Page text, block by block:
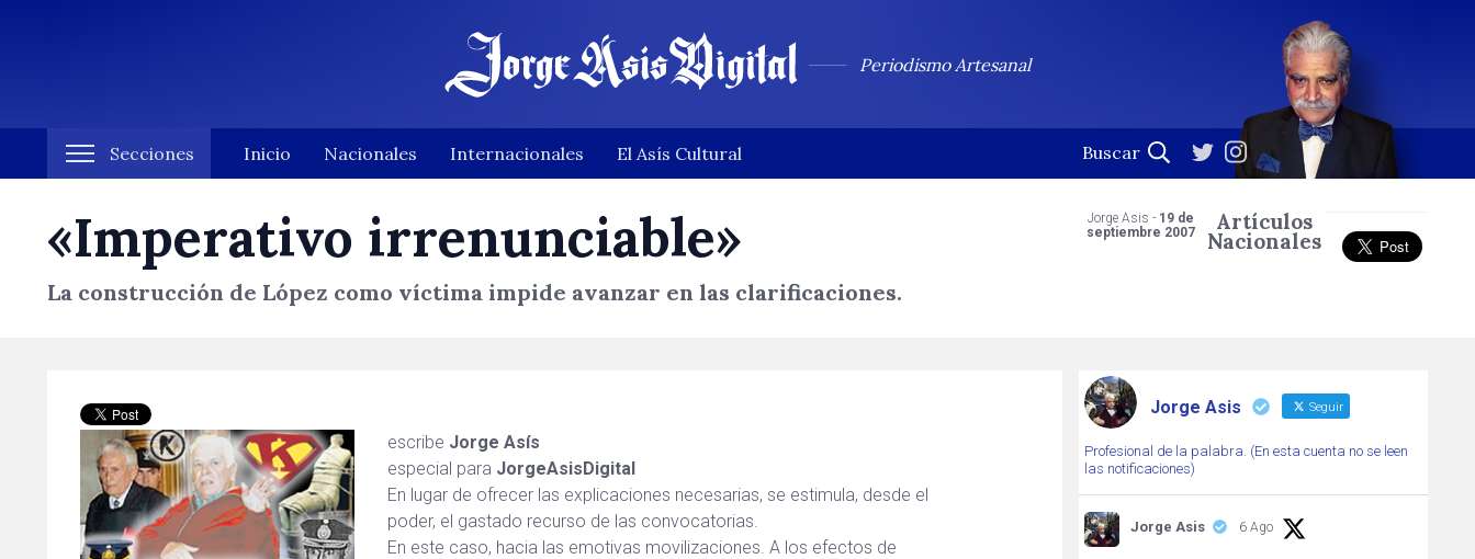
Periodismo Artesanal
Secciones Inicio Nacionales Internacionales El Asís Cultural
«Imperativo irrenunciable»
La construcción de López como víctima impide avanzar en las clarificaciones.
Jorge Asis - 19 de
septiembre 2007
Artículos
Nacionales
escribe Jorge Asís
especial para JorgeAsisDigital
En lugar de ofrecer las explicaciones necesarias, se estimula, desde el
poder, el gastado recurso de las convocatorias.
En este caso, hacia las emotivas movilizaciones. A los efectos de
Jorge Asis Seguir
Profesional de la palabra. (En esta cuenta no se leen
las notificaciones)
Jorge Asis 6 Ago